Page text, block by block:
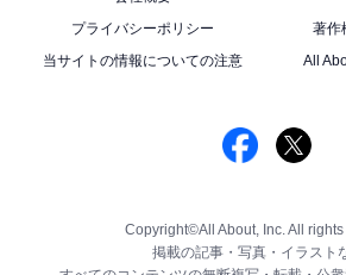
プライバシーポリシー
著作
当サイトの情報についての注意
All
Copyright©All About, Inc. All rights
掲載の記事・写真・イラスト